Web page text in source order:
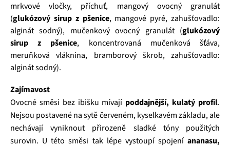
mrkvové vločky, příchuť, mangový ovocný granulát
(glukózový sirup z pšenice, mangové pyré, zahušťovadlo:
alginát sodný), mučenkový ovocný granulát (glukózový
sirup z pšenice, koncentrovaná mučenková šťáva,
meruňková vláknina, bramborový škrob, zahušťovadlo:
alginát sodný).
Zajímavost
Ovocné směsi bez ibišku mívají poddajnější, kulatý profil.
Nejsou postavené na sytě červeném, kyselkavém základu, ale
nechávají vyniknout přirozeně sladké tóny použitých
surovin. U této směsi tak lépe vystoupí spojení ananasu,